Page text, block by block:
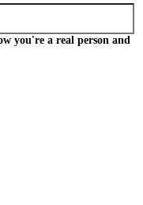
you're a real person and